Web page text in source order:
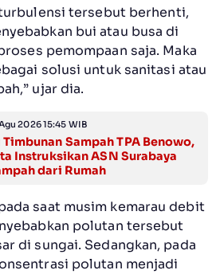
tersebut berhenti,
bui atau busa di
pemompaan saja. Maka
solusi untuk sanitasi atau
ujar dia.
2026 15:45 WIB
Sampah TPA Benowo,
Instruksikan ASN Surabaya
dari Rumah
saat musim kemarau debit
polutan tersebut
di sungai. Sedangkan, pada
polutan menjadi